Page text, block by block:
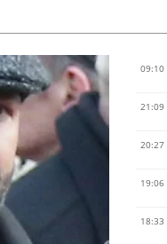
09:10
21:09
20:27
19:06
18:33